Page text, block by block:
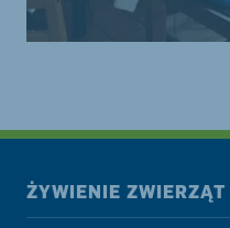
ŻYWIENIE ZWIERZĄT